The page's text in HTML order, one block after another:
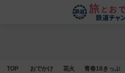
TOP おでかけ 花火 青春18きっぷ